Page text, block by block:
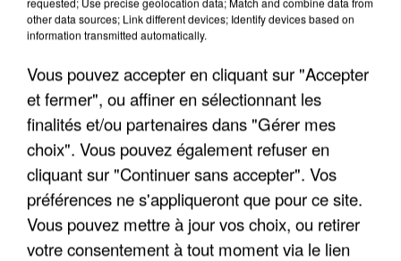
LES DONNÉES DE 300 000 CLIENTS DÉROBÉES À
INTERMARCHÉ APRÈS UNE...
other data sources; Link different devices; Identify devices based on
information transmitted automatically.
Vous pouvez accepter en cliquant sur "Accepter
et fermer", ou affiner en sélectionnant les
finalités et/ou partenaires dans "Gérer mes
choix". Vous pouvez également refuser en
cliquant sur "Continuer sans accepter". Vos
préférences ne s'appliqueront que pour ce site.
Vous pouvez mettre à jour vos choix, ou retirer
votre consentement à tout moment via le lien